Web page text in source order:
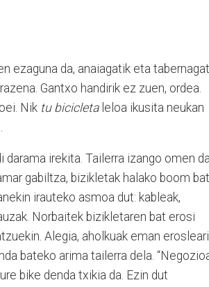
ezaguna da, anaiagatik eta
Gantxo handirik ez zuen, ordea.
Nik tu bicicletaleloa ikusita neukan
irekita. Tailerra izango omen da
gabiltza, bizikletak halako boom bat
irauteko asmoa dut: kableak,
Norbaitek bizikletaren bat erosi
Alegia, aholkuak eman
bateko arima tailerra dela.
bike denda txikia da. Ezin dut